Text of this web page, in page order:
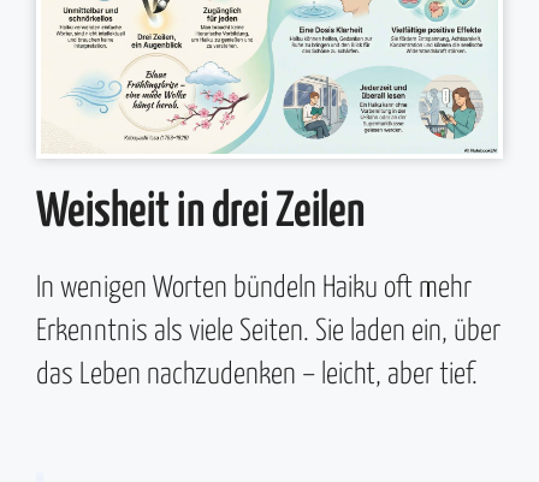
Weisheit in drei Zeilen
In wenigen Worten bündeln Haiku oft mehr
Erkenntnis als viele Seiten. Sie laden ein, über
das Leben nachzudenken – leicht, aber tief.